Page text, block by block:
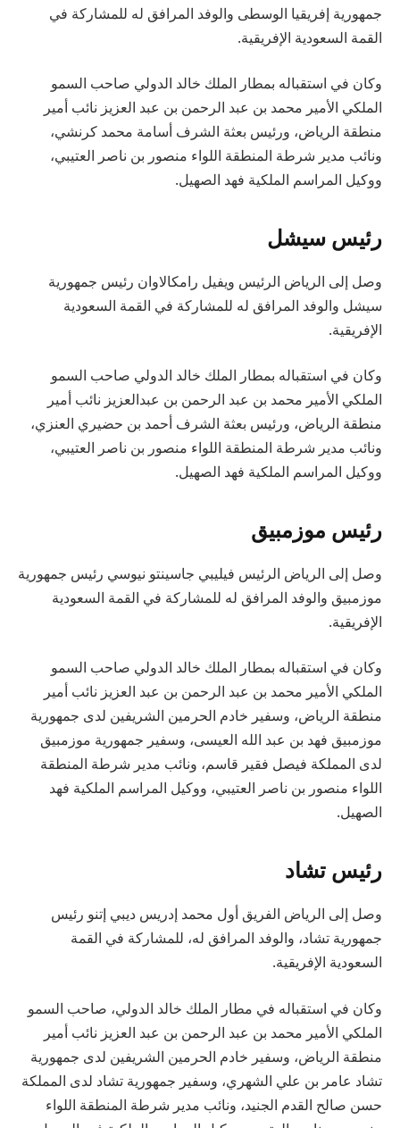
جمهورية إفريقيا الوسطى والوفد المرافق له للمشاركة في
القمة السعودية الإفريقية.
وكان في استقباله بمطار الملك خالد الدولي صاحب السمو
الملكي الأمير محمد بن عبد الرحمن بن عبد العزيز نائب أمير
منطقة الرياض، ورئيس بعثة الشرف أسامة محمد كرنشي،
ونائب مدير شرطة المنطقة اللواء منصور بن ناصر العتيبي،
ووكيل المراسم الملكية فهد الصهيل.
رئيس سيشل
وصل إلى الرياض الرئيس ويفيل رامكالاوان رئيس جمهورية
سيشل والوفد المرافق له للمشاركة في القمة السعودية
الإفريقية.
وكان في استقباله بمطار الملك خالد الدولي صاحب السمو
الملكي الأمير محمد بن عبد الرحمن بن عبدالعزيز نائب أمير
منطقة الرياض، ورئيس بعثة الشرف أحمد بن حضيري العنزي،
ونائب مدير شرطة المنطقة اللواء منصور بن ناصر العتيبي،
ووكيل المراسم الملكية فهد الصهيل.
رئيس موزمبيق
وصل إلى الرياض الرئيس فيليبي جاسينتو نيوسي رئيس جمهورية
موزمبيق والوفد المرافق له للمشاركة في القمة السعودية
الإفريقية.
وكان في استقباله بمطار الملك خالد الدولي صاحب السمو
الملكي الأمير محمد بن عبد الرحمن بن عبد العزيز نائب أمير
منطقة الرياض، وسفير خادم الحرمين الشريفين لدى جمهورية
موزمبيق فهد بن عبد الله العيسى، وسفير جمهورية موزمبيق
لدى المملكة فيصل فقير قاسم، ونائب مدير شرطة المنطقة
اللواء منصور بن ناصر العتيبي، ووكيل المراسم الملكية فهد
الصهيل.
رئيس تشاد
وصل إلى الرياض الفريق أول محمد إدريس ديبي إتنو رئيس
جمهورية تشاد، والوفد المرافق له، للمشاركة في القمة
السعودية الإفريقية.
وكان في استقباله في مطار الملك خالد الدولي، صاحب السمو
الملكي الأمير محمد بن عبد الرحمن بن عبد العزيز نائب أمير
منطقة الرياض، وسفير خادم الحرمين الشريفين لدى جمهورية
تشاد عامر بن علي الشهري، وسفير جمهورية تشاد لدى المملكة
حسن صالح القدم الجنيد، ونائب مدير شرطة المنطقة اللواء